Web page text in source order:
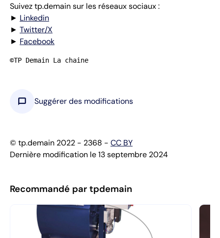
Suivez tp.demain sur les réseaux sociaux :
► Linkedin
► Twitter/X
► Facebook
©TP Demain La chaine
chat_bubble Suggérer des modifications
© tp.demain 2022 - 2368 - CC BY
Dernière modification le 13 septembre 2024
Recommandé par tpdemain